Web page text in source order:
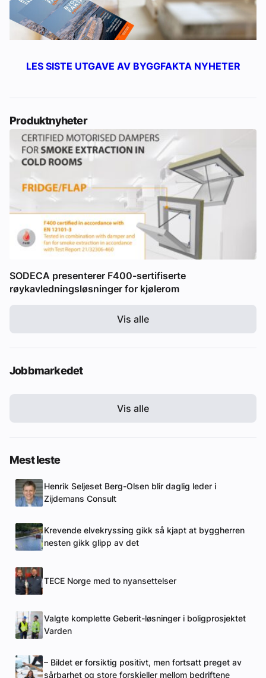
LES SISTE UTGAVE AV BYGGFAKTA NYHETER
Produktnyheter
SODECA presenterer F400-sertifiserte
røykavledningsløsninger for kjølerom
Vis alle
Jobbmarkedet
Vis alle
Mest leste
Henrik Seljeset Berg-Olsen blir daglig leder i
Zijdemans Consult
Krevende elvekryssing gikk så kjapt at byggherren
nesten gikk glipp av det
TECE Norge med to nyansettelser
Valgte komplette Geberit-løsninger i boligprosjektet
Varden
– Bildet er forsiktig positivt, men fortsatt preget av
sårbarhet og store forskjeller mellom bedriftene